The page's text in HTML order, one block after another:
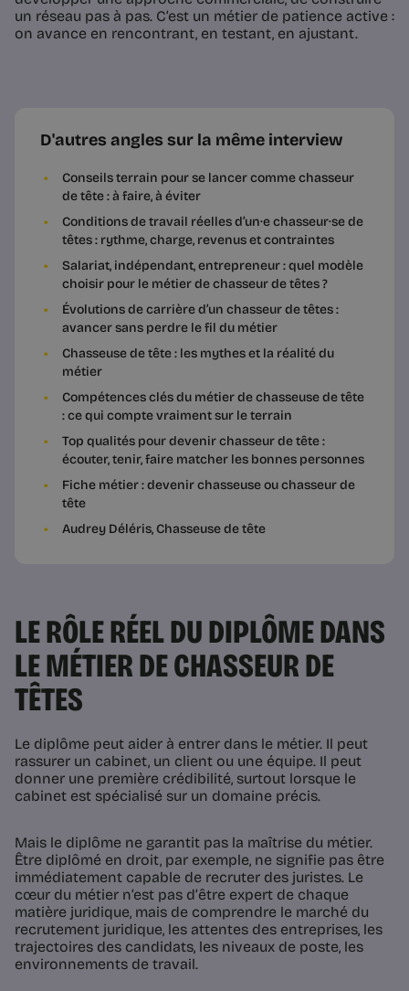
un réseau pas à pas. C’est un métier de patience active :
on avance en rencontrant, en testant, en ajustant.
D'autres angles sur la même interview
Conseils terrain pour se lancer comme chasseur
de tête : à faire, à éviter
Conditions de travail réelles d’un·e chasseur·se de
têtes : rythme, charge, revenus et contraintes
Salariat, indépendant, entrepreneur : quel modèle
choisir pour le métier de chasseur de têtes ?
Évolutions de carrière d’un chasseur de têtes :
avancer sans perdre le fil du métier
Chasseuse de tête : les mythes et la réalité du
métier
Compétences clés du métier de chasseuse de tête
: ce qui compte vraiment sur le terrain
Top qualités pour devenir chasseur de tête :
écouter, tenir, faire matcher les bonnes personnes
Fiche métier : devenir chasseuse ou chasseur de
tête
Audrey Déléris, Chasseuse de tête
LE RÔLE RÉEL DU DIPLÔME DANS
LE MÉTIER DE CHASSEUR DE
TÊTES
Le diplôme peut aider à entrer dans le métier. Il peut
rassurer un cabinet, un client ou une équipe. Il peut
donner une première crédibilité, surtout lorsque le
cabinet est spécialisé sur un domaine précis.
Mais le diplôme ne garantit pas la maîtrise du métier.
Être diplômé en droit, par exemple, ne signifie pas être
immédiatement capable de recruter des juristes. Le
cœur du métier n’est pas d’être expert de chaque
matière juridique, mais de comprendre le marché du
recrutement juridique, les attentes des entreprises, les
trajectoires des candidats, les niveaux de poste, les
environnements de travail.